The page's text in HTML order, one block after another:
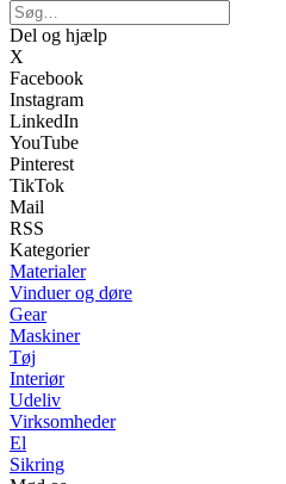
Del og hjælp
X
Facebook
Instagram
LinkedIn
YouTube
Pinterest
TikTok
Mail
RSS
Kategorier
Materialer
Vinduer og døre
Gear
Maskiner
Tøj
Interiør
Udeliv
Virksomheder
El
Sikring